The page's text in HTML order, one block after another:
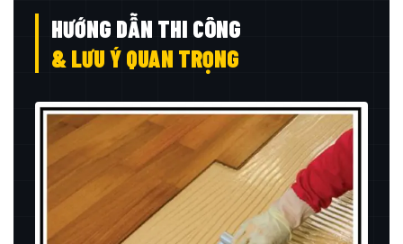
HƯỚNG DẪN THI CÔNG
& LƯU Ý QUAN TRỌNG